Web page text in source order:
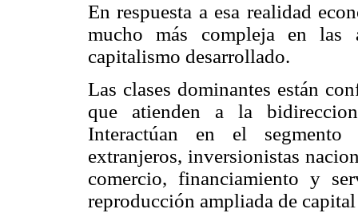
En respuesta a esa realidad
mucho más compleja en las
capitalismo desarrollado.
Las clases dominantes están
que atienden a la
Interactúan en el segmento
extranjeros, inversionistas
comercio, financiamiento y
reproducción ampliada de